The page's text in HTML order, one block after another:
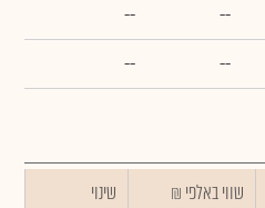
--
--
--
--
₪ שווי באלפי
שינוי